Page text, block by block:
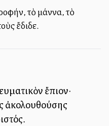
τὸ μάννα, τὸ
ἔδιδε.
ἔπιον·
ἀκολουθούσης